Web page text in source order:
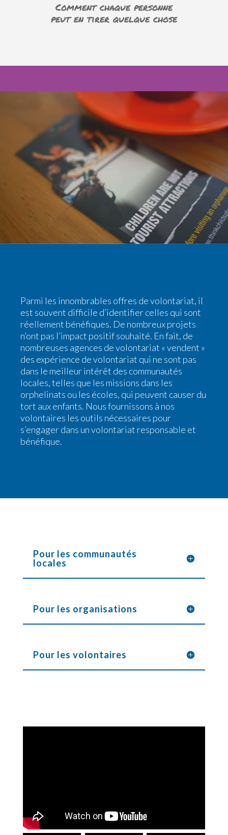
Comment chaque personne
peut en tirer quelque chose
Parmi les innombrables offres de volontariat, il
est souvent difficile d’identifier celles qui sont
réellement bénéfiques. De nombreux projets
n’ont pas l’impact positif souhaité. En fait, de
nombreuses agences de volontariat « vendent »
des expérience de volontariat qui ne sont pas
dans le meilleur intérêt des communautés
locales, telles que les missions dans les
orphelinats ou les écoles, qui peuvent causer du
tort aux enfants. Nous fournissons à nos
volontaires les outils nécessaires pour
s’engager dans un volontariat responsable et
bénéfique.
Pour les communautés
locales
Pour les organisations
Pour les volontaires